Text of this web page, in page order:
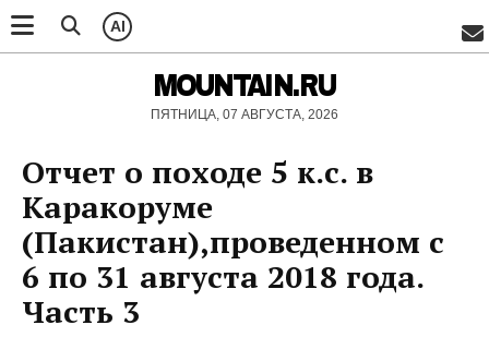
AI
MOUNTAIN.RU
ПЯТНИЦА, 07 АВГУСТА, 2026
Отчет о походе 5 к.с. в
Каракоруме
(Пакистан),проведенном с
6 по 31 августа 2018 года.
Часть 3